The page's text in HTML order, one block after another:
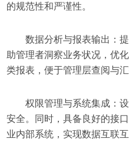
的规范性和严谨性。
数据分析与报表输出：提
助管理者洞察业务状况，优
类报表，便于管理层查阅与汇
权限管理与系统集成：设
安全。同时，具备良好的接
业内部系统，实现数据互联